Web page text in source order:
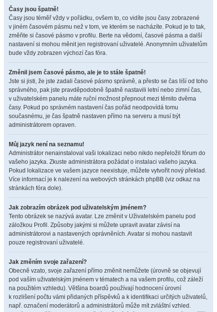
Časy jsou špatně!
Časy jsou téměř vždy v pořádku, ovšem to, co vidíte jsou časy zobrazené
v jiném časovém pásmu než v tom, ve kterém se nacházíte. Pokud je to tak,
změňte si časové pásmo v profilu. Berte na vědomí, časové pásma a další
nastavení si mohou měnit jen registrovaní uživatelé. Anonymním uživatelům
bude vždy zobrazen výchozí čas fóra.
Změnil jsem časové pásmo, ale je to stále špatně!
Jste si jisti, že jste zadali časové pásmo správně, a přesto se čas liší od toho
správného, pak jste pravděpodobně špatně nastavili letní nebo zimní čas,
v uživatelském panelu máte ruční možnost přepnout mezi těmito dvěma
časy. Pokud po správném nastavení čas pořád neodpovídá tomu
současnému, je čas špatně nastaven přímo na serveru a musí být
administrátorem opraven.
Můj jazyk není na seznamu!
Administrátor nenainstaloval vaši lokalizaci nebo nikdo nepřeložil fórum do
vašeho jazyka. Zkuste administrátora požádat o instalaci vašeho jazyka.
Pokud lokalizace ve vašem jazyce neexistuje, můžete vytvořit nový překlad.
Více informací je k nalezení na webových stránkách phpBB (viz odkaz na
stránkách fóra dole).
Jak zobrazím obrázek pod uživatelským jménem?
Tento obrázek se nazývá avatar. Lze změnit v Uživatelském panelu pod
záložkou Profil. Způsoby jakými si můžete upravit avatar závisí na
administrátorovi a nastavených oprávněních. Avatar si mohou nastavit
pouze registrovaní uživatelé.
Jak změním svoje zařazení?
Obecně vzato, svoje zařazení přímo změnit nemůžete (úrovně se objevují
pod vaším uživatelským jménem v tématech a na vašem profilu, což záleží
na použitém vzhledu). Většina boardů používají hodnocení úrovní
k rozlišení počtu vámi přidaných příspěvků a k identifikaci určitých uživatelů,
např. označení moderátorů a administrátorů může mít zvláštní vzhled.